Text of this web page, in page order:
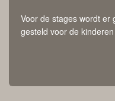
Voor de stages wordt er
gesteld voor de